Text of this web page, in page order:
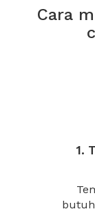
Cara
1.